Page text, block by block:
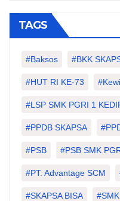
TAGS
#Baksos #BKK
#HUT RI KE-73
#LSP SMK PGRI 1
#PPDB SKAPSA
#PSB #PSB SMK
#PT. Advantage SCM
#SKAPSA BISA